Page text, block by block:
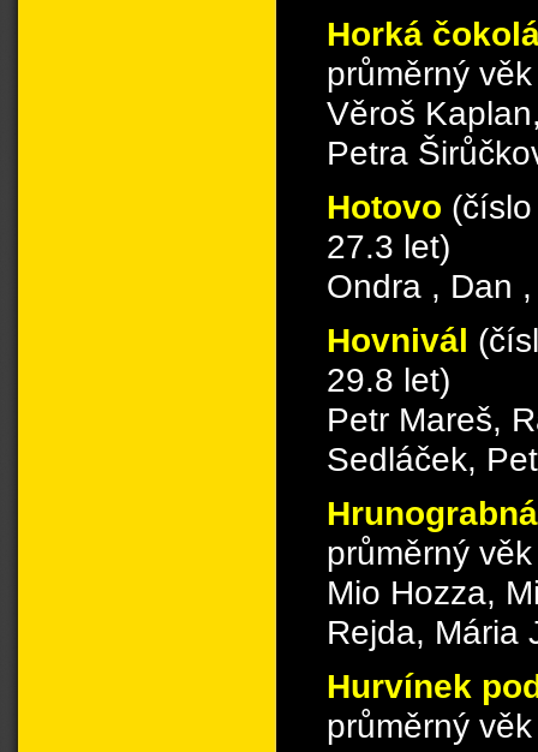
Horká
průměrný
Věroš
Petra
Hotovo
27.3 let)
Ondra , Dan
Hovnivál
29.8 let)
Petr Mareš,
Sedláček,
průměrný
Mio Hozza,
Rejda, Mária
Hurvínek
průměrný